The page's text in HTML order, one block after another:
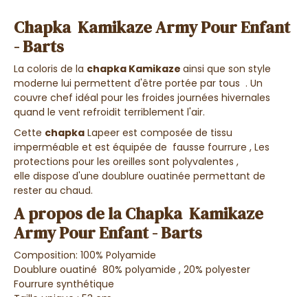
Chapka Kamikaze Army Pour Enfant
- Barts
La coloris de la chapka Kamikaze ainsi que son style
moderne lui permettent d'être portée par tous . Un
couvre chef idéal pour les froides journées hivernales
quand le vent refroidit terriblement l'air.
Cette chapka Lapeer est composée de tissu
imperméable et est équipée de fausse fourrure , Les
protections pour les oreilles sont polyvalentes ,
elle dispose d'une doublure ouatinée permettant de
rester au chaud.
A propos de la Chapka Kamikaze
Army Pour Enfant - Barts
Composition: 100% Polyamide
Doublure ouatiné 80% polyamide , 20% polyester
Fourrure synthétique